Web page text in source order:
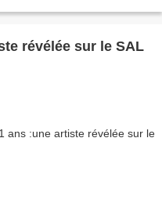
révélée sur le SAL